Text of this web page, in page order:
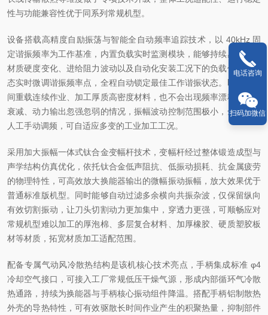
性与功能兼容性优于同系列常规机型。
设备搭载高精度自励振荡与智能全自动频率追踪技术，以 40kHz 固
定谐振频率为工作基准，内置负载实时监测模块，能够持续感知切割
材质硬度变化、进给阻力波动以及自动化安装工况下的负载偏移，动
态实时微调谐振频率点，全程自动锁定最佳工作谐振状态。即便长时
间重载连续作业、加工厚质高密度材料，也不会出现频率漂移、振动
衰减、动力输出忽强忽弱的情况，振幅波动控制范围极小，全程无需
人工手动调频，可自适应多变的工业加工工况。
采用加大振幅一体式钛合金变幅杆技术，变幅杆经过整体锻造成型与
声学结构仿真优化，依托钛合金低声阻抗、低振动损耗、抗金属疲劳
的物理特性，可高效放大换能器输出的微幅振动振幅，放大效果优于
普通标准版机型。同时能够自动过滤多余横向共振杂波，仅保留纵向
有效切割振动，让刀头切割动力更加集中，穿透力更强，可顺畅应对
常规机型难以加工的厚泡棉、多层复合材料、加厚橡胶、硬质塑胶板
材等材质，拓宽材质加工适配范围。
配备专属气动风冷散热结构是该机核心技术亮点，手柄集成标准 φ4
冷却空气接口，可接入工厂常规低压干燥气源，形成内部循环气冷散
热通路，持续为换能器与手柄核心振动组件降温。搭配手柄铝制散热
外壳的导热特性，可有效驱散长时间作业产生的积聚热量，抑制部件
电话咨询
扫码加微信